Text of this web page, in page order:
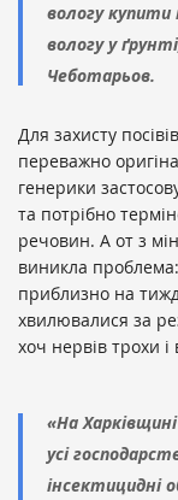
вологу
вологу у
Чеботарьов.
Для захисту
переважно
генерики
та потрібно
речовин. А от з
виникла
приблизно на
хвилювалися за
хоч нервів трохи
«На
усі
інсектицидні